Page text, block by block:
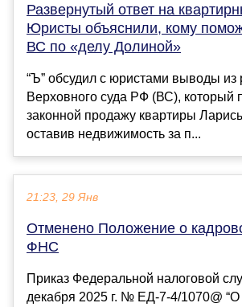
Развернутый ответ на
Юристы объяснили, кому
ВС по «делу Долиной»
“Ъ” обсудил с юристами выводы из
Верховного суда РФ (ВС), который
законной продажу квартиры
оставив недвижимость за п...
21:23, 29 Янв
Отменено Положение о
ФНС
Приказ Федеральной налоговой
декабря 2025 г. № ЕД-7-4/1070@ “О